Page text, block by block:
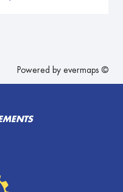
Powered by evermaps ©